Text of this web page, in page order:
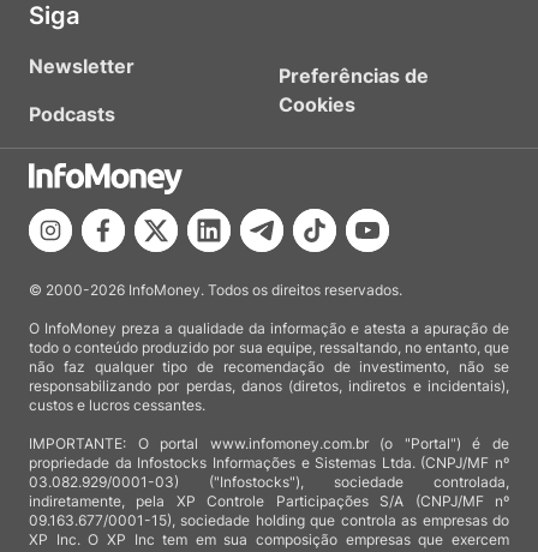
Siga
Newsletter
Podcasts
Preferências de
Cookies
© 2000-2026 InfoMoney. Todos os direitos reservados.
O InfoMoney preza a qualidade da informação e atesta a apuração de
todo o conteúdo produzido por sua equipe, ressaltando, no entanto, que
não faz qualquer tipo de recomendação de investimento, não se
responsabilizando por perdas, danos (diretos, indiretos e incidentais),
custos e lucros cessantes.
IMPORTANTE: O portal www.infomoney.com.br (o "Portal") é de
propriedade da Infostocks Informações e Sistemas Ltda. (CNPJ/MF nº
03.082.929/0001-03) ("Infostocks"), sociedade controlada,
indiretamente, pela XP Controle Participações S/A (CNPJ/MF nº
09.163.677/0001-15), sociedade holding que controla as empresas do
XP Inc. O XP Inc tem em sua composição empresas que exercem